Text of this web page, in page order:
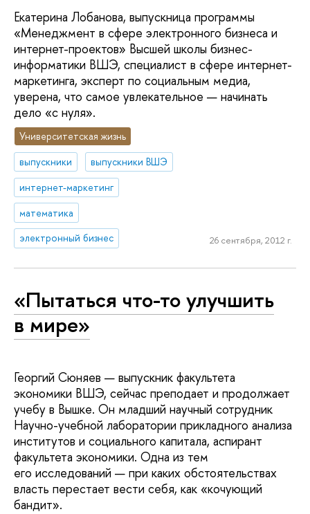
Екатерина Лобанова, выпускница программы
«Менеджмент в сфере электронного бизнеса и
интернет-проектов» Высшей школы бизнес-
информатики ВШЭ, специалист в сфере интернет-
маркетинга, эксперт по социальным медиа,
уверена, что самое увлекательное — начинать
дело «с нуля».
Университетская жизнь
выпускники
выпускники ВШЭ
интернет-маркетинг
математика
электронный бизнес
26 сентября, 2012 г.
«Пытаться что-то улучшить
в мире»
Георгий Сюняев — выпускник факультета
экономики ВШЭ, сейчас преподает и продолжает
учебу в Вышке. Он младший научный сотрудник
Научно-учебной лаборатории прикладного анализа
институтов и социального капитала, аспирант
факультета экономики. Одна из тем
его исследований — при каких обстоятельствах
власть перестает вести себя, как «кочующий
бандит».